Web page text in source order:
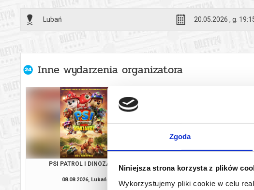
Zgoda
Niniejsza strona korzysta z plików
Wykorzystujemy pliki cookie w celu
Lubań 20.05.2026 , g.
Inne wydarzenia organizatora
PSI PATROL I DINOZAURY
08.08.2026, Lubań
SPIDER-MAN. CAŁKIEM NOWY
3D DUBBING
08.08.2026, Lubań